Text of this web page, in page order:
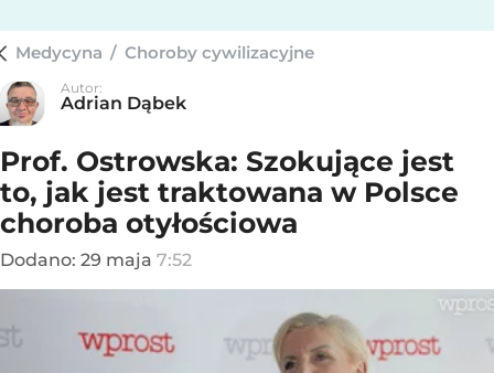
Medycyna / Choroby cywilizacyjne
Autor:
Adrian Dąbek
Prof. Ostrowska: Szokujące jest
to, jak jest traktowana w Polsce
choroba otyłościowa
Dodano: 29 maja 7:52